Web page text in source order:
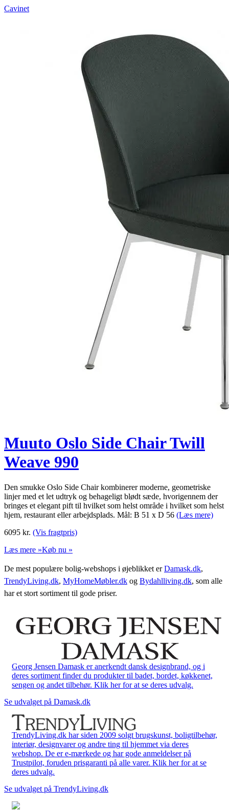
Cavinet
Muuto Oslo Side Chair Twill
Weave 990
Den smukke Oslo Side Chair kombinerer moderne, geometriske
linjer med et let udtryk og behageligt blødt sæde, hvorigennem der
bringes et elegant pift til hvilket som helst område i hvilket som helst
hjem, restaurant eller arbejdsplads. Mål: B 51 x D 56 (Læs mere)
6095 kr. (Vis fragtpris)
Læs mere »Køb nu »
De mest populære bolig-webshops i øjeblikket erDamask.dk,
TrendyLiving.dk, MyHomeMøbler.dk og Bydahlliving.dk, som alle
har et stort sortiment til gode priser.
Georg Jensen Damask er anerkendt dansk designbrand, og i
deres sortiment finder du produkter til badet, bordet, køkkenet,
sengen og andet tilbehør. Klik her for at se deres udvalg.
Se udvalget på Damask.dk
TrendyLiving.dk har siden 2009 solgt brugskunst, boligtilbehør,
interiør, designvarer og andre ting til hjemmet via deres
webshop. De er e-mærkede og har gode anmeldelser på
Trustpilot, foruden prisgaranti på alle varer. Klik her for at se
deres udvalg.
Se udvalget på TrendyLiving.dk